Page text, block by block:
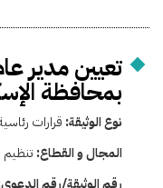
تعيين مدير
بمحافظة
نوع الوثيقة: قرارات
المجال و القطاع: تنظيم
رقم الوثيقة/رقم